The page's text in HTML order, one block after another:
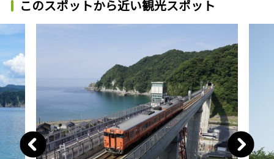
このスポットから近い観光スポット